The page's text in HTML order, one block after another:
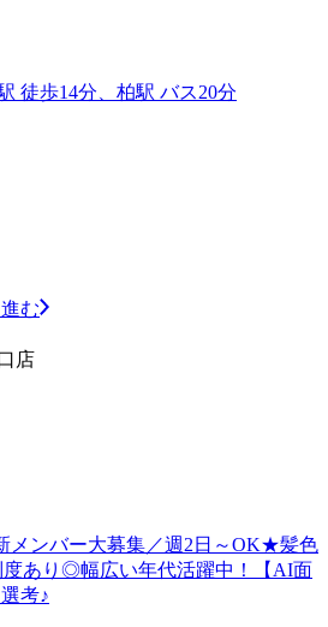
徒歩14分、柏駅 バス20分
む
店
メンバー大募集／週2日～OK★髪色
あり◎幅広い年代活躍中！【AI面
考♪